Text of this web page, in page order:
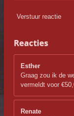
Verstuur reactie
Reacties
Esther
Graag zou ik de
vermeldt voor
Renate